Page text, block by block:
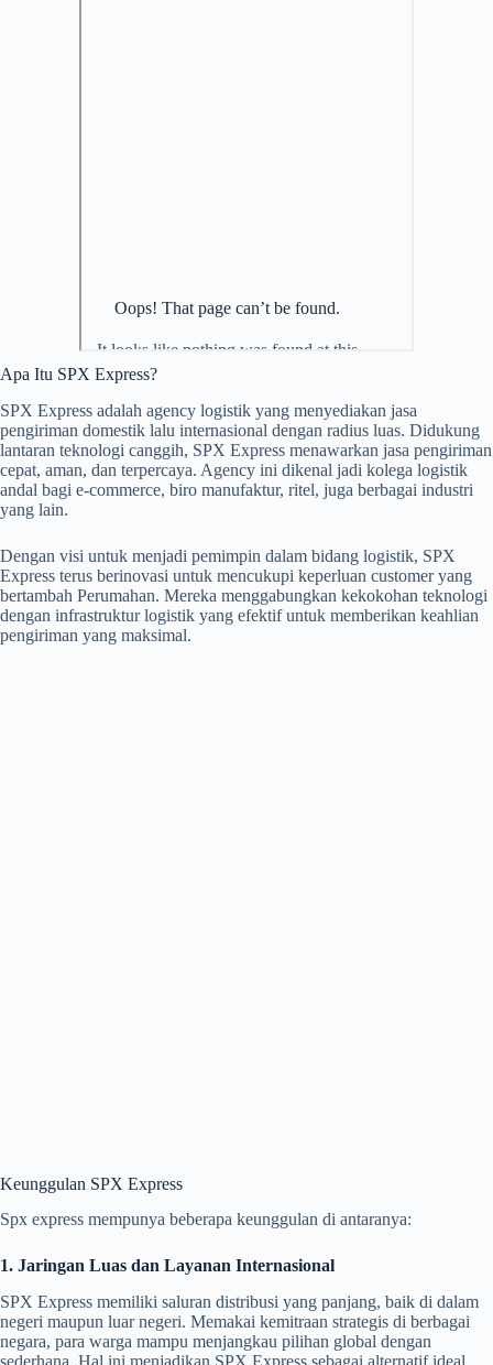
Apa Itu SPX Express?
SPX Express adalah agency logistik yang menyediakan jasa
pengiriman domestik lalu internasional dengan radius luas. Didukung
lantaran teknologi canggih, SPX Express menawarkan jasa pengiriman
cepat, aman, dan terpercaya. Agency ini dikenal jadi kolega logistik
andal bagi e-commerce, biro manufaktur, ritel, juga berbagai industri
yang lain.
Dengan visi untuk menjadi pemimpin dalam bidang logistik, SPX
Express terus berinovasi untuk mencukupi keperluan customer yang
bertambah Perumahan. Mereka menggabungkan kekokohan teknologi
dengan infrastruktur logistik yang efektif untuk memberikan keahlian
pengiriman yang maksimal.
Keunggulan SPX Express
Spx express mempunya beberapa keunggulan di antaranya:
1. Jaringan Luas dan Layanan Internasional
SPX Express memiliki saluran distribusi yang panjang, baik di dalam
negeri maupun luar negeri. Memakai kemitraan strategis di berbagai
negara, para warga mampu menjangkau pilihan global dengan